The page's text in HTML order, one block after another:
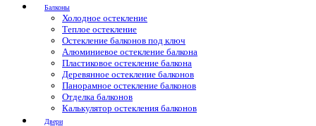
Балконы
Холодное остекление
Теплое остекление
Остекление балконов под ключ
Алюминиевое остекление балкона
Пластиковое остекление балкона
Деревянное остекление балконов
Панорамное остекление балконов
Отделка балконов
Калькулятор остекления балконов
Двери